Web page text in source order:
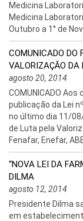
Medicina
Medicina
Outubro a 1° de
COMUNICADO DO
VALORIZAÇÃO DA
agosto 20, 2014
COMUNICADO
publicação da Lei
no último dia 11/
de Luta pela
Fenafar, Enefar,
“NOVA LEI DA
DILMA
agosto 12, 2014
Presidente Dilma
em